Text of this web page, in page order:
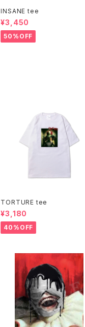
INSANE tee
¥3,450
50%OFF
TORTURE tee
¥3,180
40%OFF